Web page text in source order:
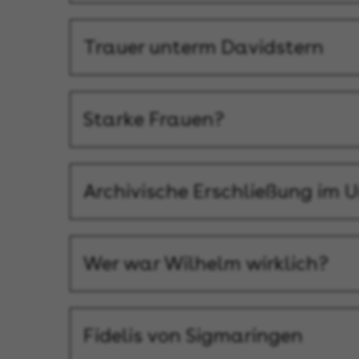
Trauer unterm Davidstern
Starke Frauen?
Archivische Erschließung im
Wer war Wilhelm wirklich?
Fidelis von Sigmaringen